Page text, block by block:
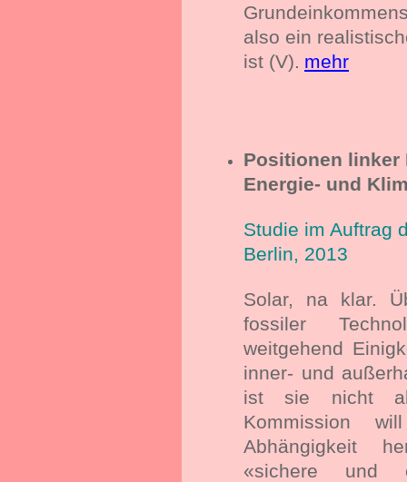
also ein
ist (V). mehr
Positionen linker
Energie- und
Studie im Auftrag
Berlin, 2013
Solar, na klar.
fossiler
weitgehend
inner- und
ist sie nicht
Kommission
Abhängigkeit
«sichere und